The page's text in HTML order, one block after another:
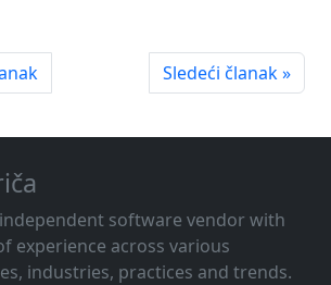
Sledeći članak »
software vendor with
experience across various
industries, practices and trends.